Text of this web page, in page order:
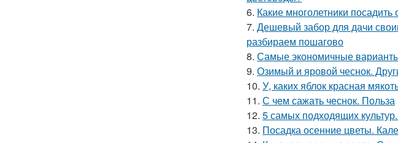
6. Какие многолетники
7. Дешевый забор для дачи
разбираем пошагово
8. Самые экономичные
9. Озимый и яровой чеснок.
10. У, каких яблок красная
11. С чем сажать чеснок. Польза
12. 5 самых подходящих
13. Посадка осенние цветы.